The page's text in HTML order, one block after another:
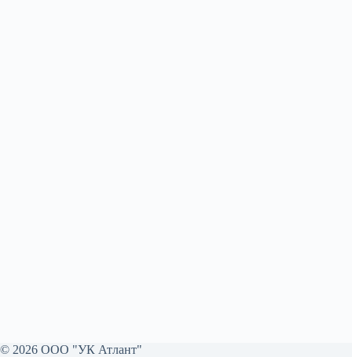
© 2026 ООО "УК Атлант"